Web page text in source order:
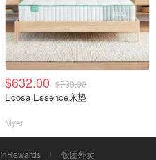
$632.00 $790.00
Ecosa Essence床垫
Myer
InRewards 饭团外卖